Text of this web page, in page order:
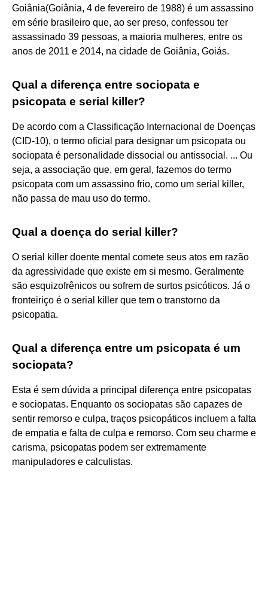
Goiânia(Goiânia, 4 de fevereiro de 1988) é um assassino
em série brasileiro que, ao ser preso, confessou ter
assassinado 39 pessoas, a maioria mulheres, entre os
anos de 2011 e 2014, na cidade de Goiânia, Goiás.
Qual a diferença entre sociopata e
psicopata e serial killer?
De acordo com a Classificação Internacional de Doenças
(CID-10), o termo oficial para designar um psicopata ou
sociopata é personalidade dissocial ou antissocial. ... Ou
seja, a associação que, em geral, fazemos do termo
psicopata com um assassino frio, como um serial killer,
não passa de mau uso do termo.
Qual a doença do serial killer?
O serial killer doente mental comete seus atos em razão
da agressividade que existe em si mesmo. Geralmente
são esquizofrênicos ou sofrem de surtos psicóticos. Já o
fronteiriço é o serial killer que tem o transtorno da
psicopatia.
Qual a diferença entre um psicopata é um
sociopata?
Esta é sem dúvida a principal diferença entre psicopatas
e sociopatas. Enquanto os sociopatas são capazes de
sentir remorso e culpa, traços psicopáticos incluem a falta
de empatia e falta de culpa e remorso. Com seu charme e
carisma, psicopatas podem ser extremamente
manipuladores e calculistas.